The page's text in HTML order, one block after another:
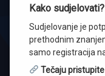
Kako sudjelovati?
Sudjelovanje je
prethodnim
samo registracija
Tečaju